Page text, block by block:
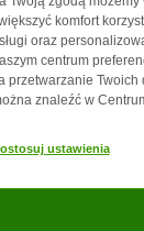
Na co
komfort
oraz
centrum
przetwarzanie
znaleźć w
ustawienia